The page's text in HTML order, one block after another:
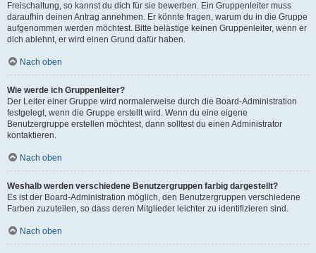
Freischaltung, so kannst du dich für sie bewerben. Ein Gruppenleiter muss
daraufhin deinen Antrag annehmen. Er könnte fragen, warum du in die Gruppe
aufgenommen werden möchtest. Bitte belästige keinen Gruppenleiter, wenn er
dich ablehnt, er wird einen Grund dafür haben.
Nach oben
Wie werde ich Gruppenleiter?
Der Leiter einer Gruppe wird normalerweise durch die Board-Administration
festgelegt, wenn die Gruppe erstellt wird. Wenn du eine eigene
Benutzergruppe erstellen möchtest, dann solltest du einen Administrator
kontaktieren.
Nach oben
Weshalb werden verschiedene Benutzergruppen farbig dargestellt?
Es ist der Board-Administration möglich, den Benutzergruppen verschiedene
Farben zuzuteilen, so dass deren Mitglieder leichter zu identifizieren sind.
Nach oben